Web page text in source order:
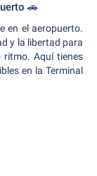
🚗
en el aeropuerto.
y la libertad para
ritmo. Aquí tienes
en la Terminal